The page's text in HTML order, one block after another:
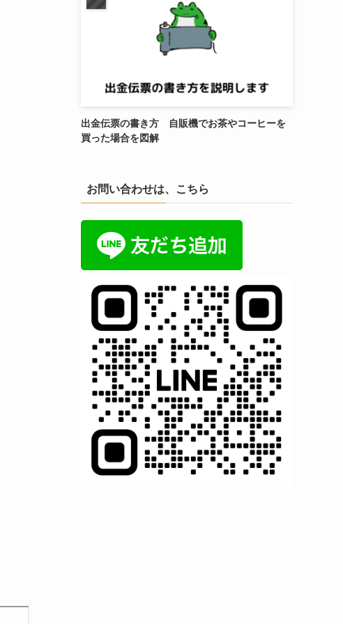
出金伝票の書き方 自販機でお茶やコーヒーを
買った場合を図解
お問い合わせは、こちら